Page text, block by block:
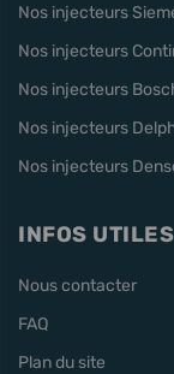
Nos injecteurs
Nos injecteurs
Nos injecteurs
Nos injecteurs
Nos injecteurs
INFOS UTILES
Nous contacter
FAQ
Plan du site